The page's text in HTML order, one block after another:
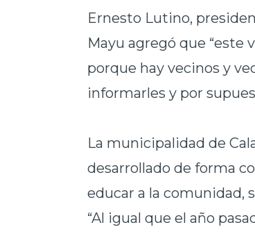
Ernesto Lutino,
Mayu agregó que “este
porque hay vecinos y
informarles y por
La municipalidad de
desarrollado de forma
educar a la comunidad,
“Al igual que el año